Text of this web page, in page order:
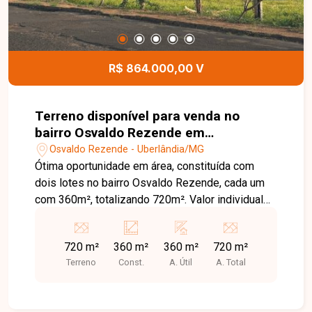
R$ 864.000,00 V
Terreno disponível para venda no
bairro Osvaldo Rezende em
Uberlândia-MG
Osvaldo Rezende - Uberlândia/MG
Ótima oportunidade em área, constituída com
dois lotes no bairro Osvaldo Rezende, cada um
com 360m², totalizando 720m². Valor individual
visita e venha conhecer pessoalmente todos os
detalhes deste incrível imóvel. Estamos à
disposição para esclarecer suas dúvidas e
720 m²
Terreno
360 m²
Const.
360 m²
A. Útil
720 m²
A. Total